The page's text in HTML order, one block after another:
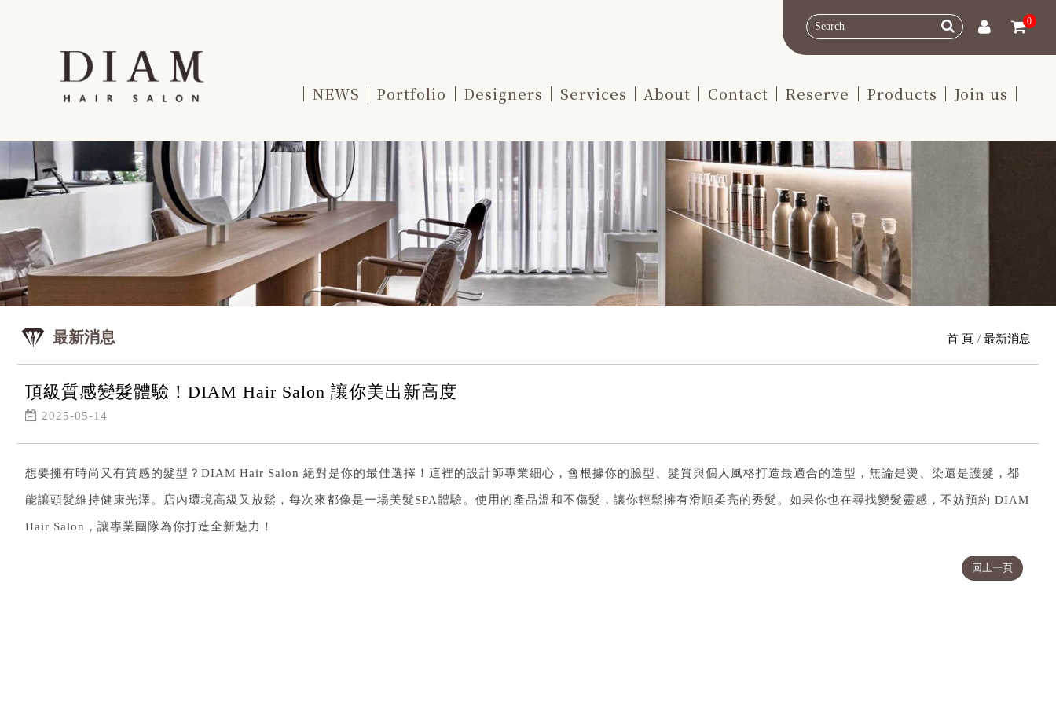
0
NEWS Portfolio Designers Services About Contact Reserve Products Join us
最新消息 首 頁 最新消息
頂級質感變髮體驗！DIAM Hair Salon 讓你美出新高度
2025-05-14
想要擁有時尚又有質感的髮型？DIAM Hair Salon 絕對是你的最佳選擇！這裡的設計師專業細心，會根據你的臉型、髮質與個人風格打造最適合的造型，無論是燙、染還是護髮，都
能讓頭髮維持健康光澤。店內環境高級又放鬆，每次來都像是一場美髮SPA體驗。使用的產品溫和不傷髮，讓你輕鬆擁有滑順柔亮的秀髮。如果你也在尋找變髮靈感，不妨預約 DIAM
Hair Salon，讓專業團隊為你打造全新魅力！
回上一頁